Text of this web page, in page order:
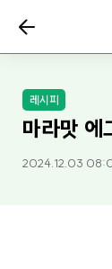
레시피
마라맛 에
2024.12.03